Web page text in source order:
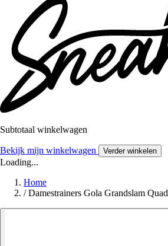
Subtotaal winkelwagen
Bekijk mijn winkelwagen Verder winkelen
Loading...
Home
/ Damestrainers Gola Grandslam Quad